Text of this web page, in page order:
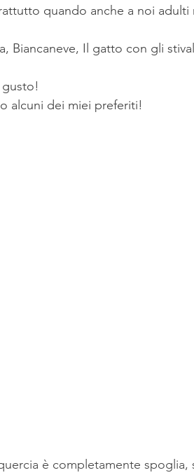
quando anche a noi adulti
Biancaneve, Il gatto con gli
alcuni dei miei preferiti!
è completamente spoglia,